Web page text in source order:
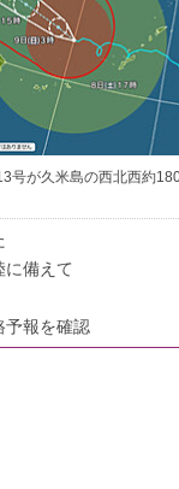
号が久米島の西北西約
に備えて
予報を確認